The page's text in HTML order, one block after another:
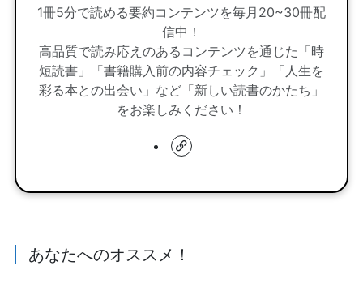
1冊5分で読める要約コンテンツを毎月20~30冊配
信中！
高品質で読み応えのあるコンテンツを通じた「時
短読書」「書籍購入前の内容チェック」「人生を
彩る本との出会い」など「新しい読書のかたち」
をお楽しみください！
あなたへのオススメ！